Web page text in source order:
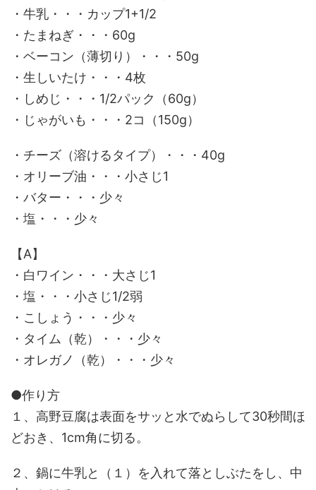
・牛乳・・・カップ1+1/2
・たまねぎ・・・60g
・ベーコン（薄切り）・・・50g
・生しいたけ・・・4枚
・しめじ・・・1/2パック（60g）
・じゃがいも・・・2コ（150g）
・チーズ（溶けるタイプ）・・・40g
・オリーブ油・・・小さじ1
・バター・・・少々
・塩・・・少々
【A】
・白ワイン・・・大さじ1
・塩・・・小さじ1/2弱
・こしょう・・・少々
・タイム（乾）・・・少々
・オレガノ（乾）・・・少々
●作り方
１、高野豆腐は表面をサッと水でぬらして30秒間ほ
どおき、1cm角に切る。
２、鍋に牛乳と（１）を入れて落としぶたをし、中